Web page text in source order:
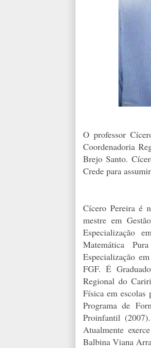
O professor
Coordenadoria
Brejo Santo.
Crede para
Cícero Pereira é
mestre em
Especialização
Matemática
Especialização
FGF. É
Regional do
Física em
Programa de
Proinfantil
Atualmente
Balbina Viana